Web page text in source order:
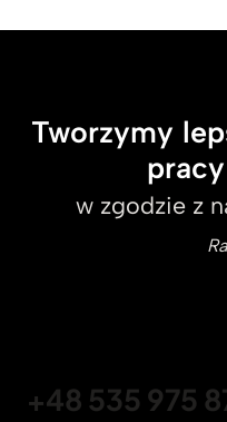
Tworzymy
w zgodzie z
+48 535 975